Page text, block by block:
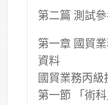
第二篇 測試
第一章 國貿
資料
國貿業務丙
第一節 「術